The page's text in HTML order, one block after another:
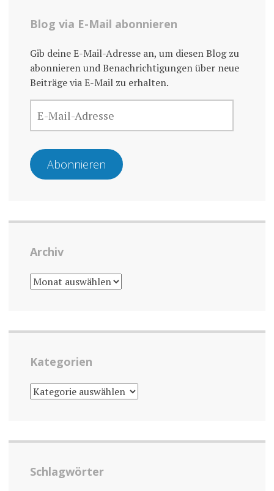
Blog via E-Mail abonnieren
Gib deine E-Mail-Adresse an, um diesen Blog zu
abonnieren und Benachrichtigungen über neue
Beiträge via E-Mail zu erhalten.
MAIL-
ADRESSE
Abonnieren
Archiv
ARCHIV
Kategorien
KATEGORIEN
Schlagwörter